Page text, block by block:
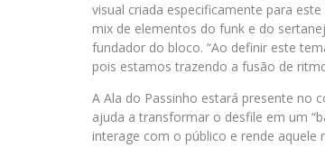
visual criada especificamente para
mix de elementos do funk e do
fundador do bloco. “Ao definir este
pois estamos trazendo a fusão de
A Ala do Passinho estará presente no
ajuda a transformar o desfile em um
interage com o público e rende